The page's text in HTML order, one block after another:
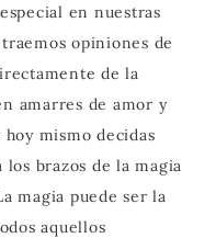
en nuestras
opiniones de
de la
amarres de amor y
mismo decidas
brazos de la magia
magia puede ser la
aquellos